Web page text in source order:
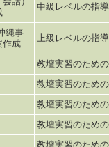
中級レベルの指
縄事
作成
上級レベルの指
教壇実習のため
教壇実習のため
教壇実習のため
教壇実習のため
教壇実習のため